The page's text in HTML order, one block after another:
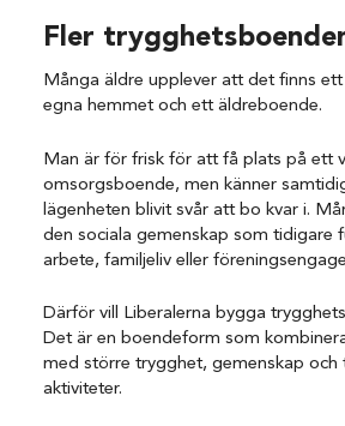
Fler
Många äldre upplever att det finns
egna hemmet och ett äldreboende.
Man är för frisk för att få plats på ett
omsorgsboende, men känner
lägenheten blivit svår att bo kvar i.
den sociala gemenskap som tidigare
arbete, familjeliv eller
Därför vill Liberalerna bygga
Det är en boendeform som
med större trygghet, gemenskap och
aktiviteter.